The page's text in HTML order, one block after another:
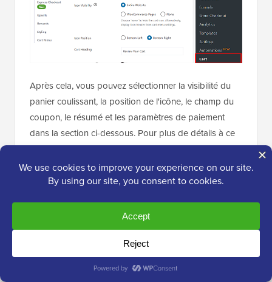
Après cela, vous pouvez sélectionner la visibilité du
panier coulissant, la position de l'icône, le champ du
coupon, le résumé et les paramètres de paiement
dans la section ci-dessous. Pour plus de détails à ce
sujet, consultez notre tutoriel surcomment ajouter
facilement un panier coulissant dans WooCommerce.
« Ventes incitatives » à gauche et activer le
commutateur « Activer les ventes incitatives du
: Gardez à l'esprit que vous aurez besoin de la